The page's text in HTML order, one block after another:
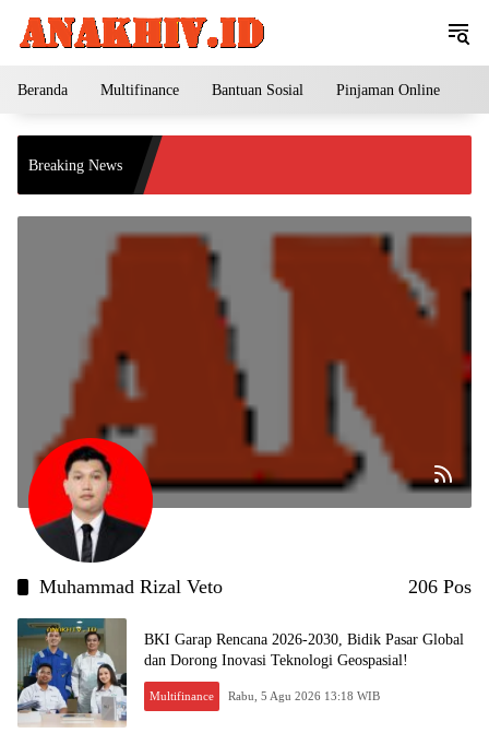
Beranda Multifinance Bantuan Sosial Pinjaman Online
Breaking News
Muhammad Rizal Veto 206 Pos
BKI Garap Rencana 2026-2030, Bidik Pasar Global
dan Dorong Inovasi Teknologi Geospasial!
Multifinance Rabu, 5 Agu 2026 13:18 WIB